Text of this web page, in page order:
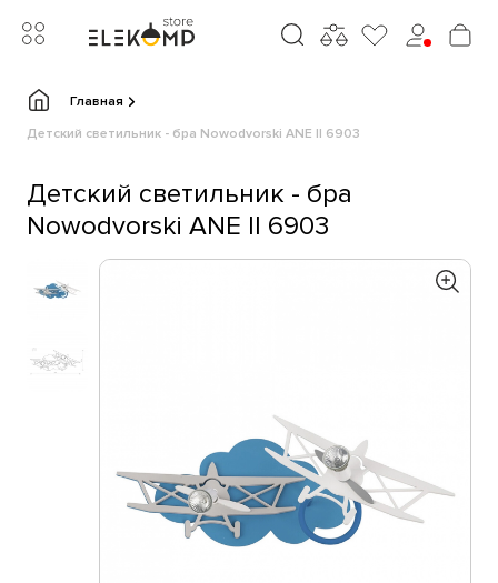
Главная
Детский светильник - бра Nowodvorski ANE II 6903
Детский светильник - бра
Nowodvorski ANE II 6903